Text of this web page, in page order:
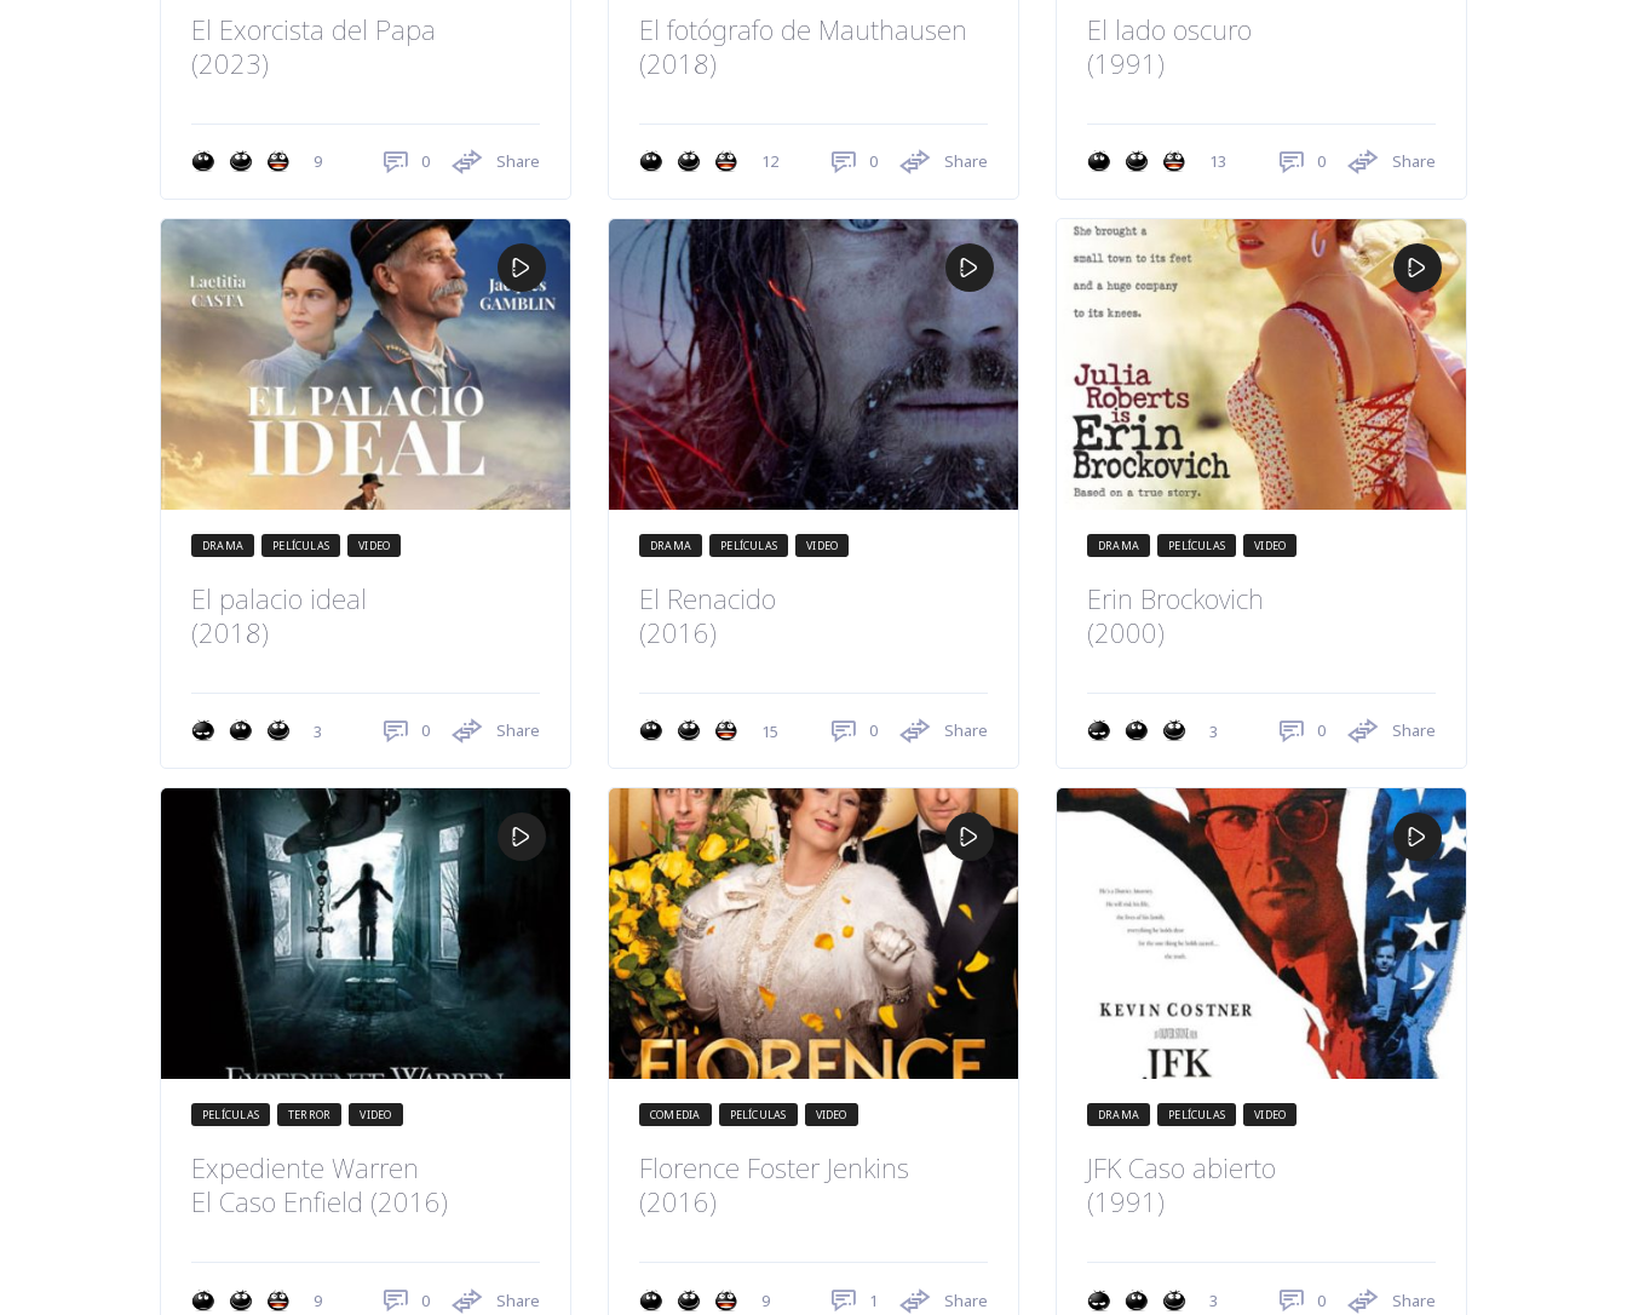
El Exorcista del Papa
(2023)
9 0 Share
El fotógrafo de Mauthausen
(2018)
12 0 Share
El lado oscuro
(1991)
13 0 Share
DRAMA PELÍCULAS VIDEO
El palacio ideal
(2018)
3 0 Share
DRAMA PELÍCULAS VIDEO
El Renacido
(2016)
15 0 Share
DRAMA PELÍCULAS VIDEO
Erin Brockovich
(2000)
3 0 Share
PELÍCULAS TERROR VIDEO
Expediente Warren
El Caso Enfield (2016)
9 0 Share
COMEDIA PELÍCULAS VIDEO
Florence Foster Jenkins
(2016)
9 1 Share
DRAMA PELÍCULAS VIDEO
JFK Caso abierto
(1991)
3 0 Share